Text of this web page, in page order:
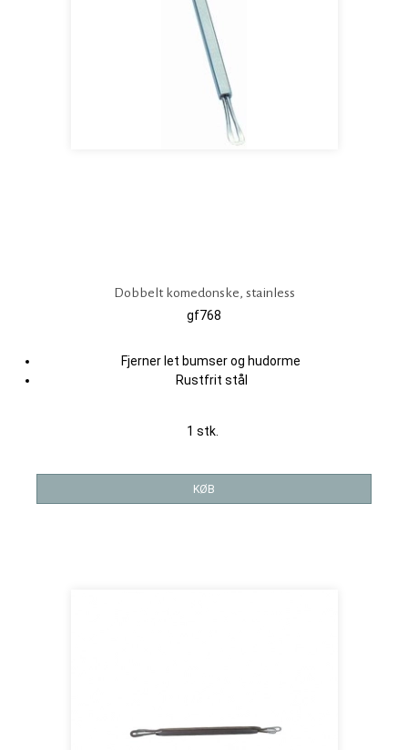
Dobbelt komedonske, stainless
gf768
Fjerner let bumser og hudorme
Rustfrit stål
1 stk.
KØB